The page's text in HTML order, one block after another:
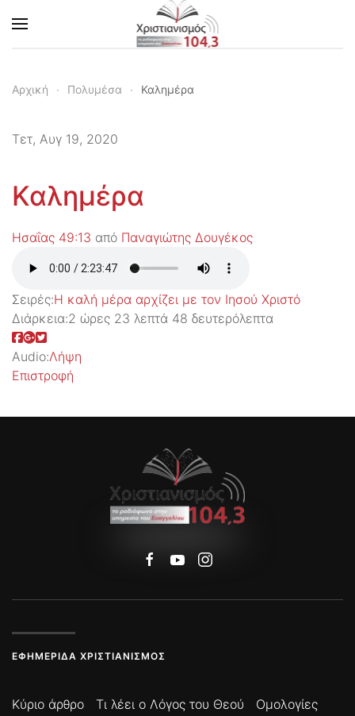
Skip to main content
Αρχική Πολυμέσα Καλημέρα
Τετ, Αυγ 19, 2020
Καλημέρα
Ησαΐας 49:13 από Παναγιώτης Δουγέκος
Σειρές:Η καλή μέρα αρχίζει με τον Ιησού Χριστό
Διάρκεια:2 ώρες 23 λεπτά 48 δευτερόλεπτα
Audio:Λήψη
Επιστροφή
ΕΦΗΜΕΡΊΔΑ ΧΡΙΣΤΙΑΝΙΣΜΌΣ
Κύριο άρθρο Τι λέει ο Λόγος του Θεού
Ομολογίες